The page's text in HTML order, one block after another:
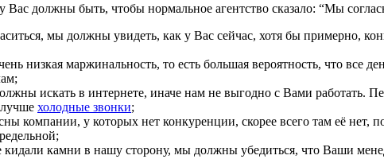
Вас должны быть, чтобы нормальное агентство сказало: “Мы
мы должны увидеть, как у Вас сейчас, хотя бы примерно,
низкая маржинальность, то есть большая вероятность, что все
искать в интернете, иначе нам не выгодно с Вами работать.
холодные звонки;
компании, у которых нет конкуренции, скорее всего там её нет,
камни в нашу сторону, мы должны убедиться, что Ваши